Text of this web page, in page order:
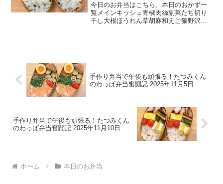
今日のお弁当はこちら。本日のおかず一
覧メインキッシュ青椒肉絲副菜たち切り
干し大根ほうれん草胡麻和えご飯野沢菜
手作り弁当で午後も頑張る！たつみくん
のわっぱ弁当奮闘記 2025年11月5日
手作り弁当で午後も頑張る！たつみくん
のわっぱ弁当奮闘記 2025年11月10日
ホーム 本日のお弁当